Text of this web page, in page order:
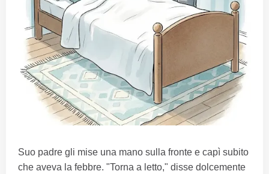
Suo padre gli mise una mano sulla fronte e capì subito
che aveva la febbre. "Torna a letto," disse dolcemente